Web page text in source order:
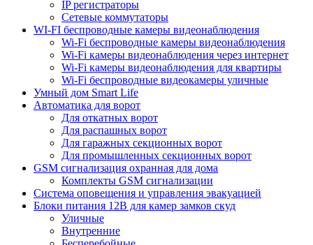
IP регистраторы
Сетевые коммутаторы
WI-FI беспроводные камеры видеонаблюдения
Wi-Fi беспроводные камеры видеонаблюдения
Wi-Fi камеры видеонаблюдения через интернет
Wi-Fi камеры видеонаблюдения для квартиры
Wi-Fi беспроводные видеокамеры уличные
Умный дом Smart Life
Автоматика для ворот
Для откатных ворот
Для распашных ворот
Для гаражных секционных ворот
Для промышленных секционных ворот
GSM сигнализация охранная для дома
Комплекты GSM сигнализации
Cистема оповещения и управления эвакуацией
Блоки питания 12В для камер замков скуд
Уличные
Внутренние